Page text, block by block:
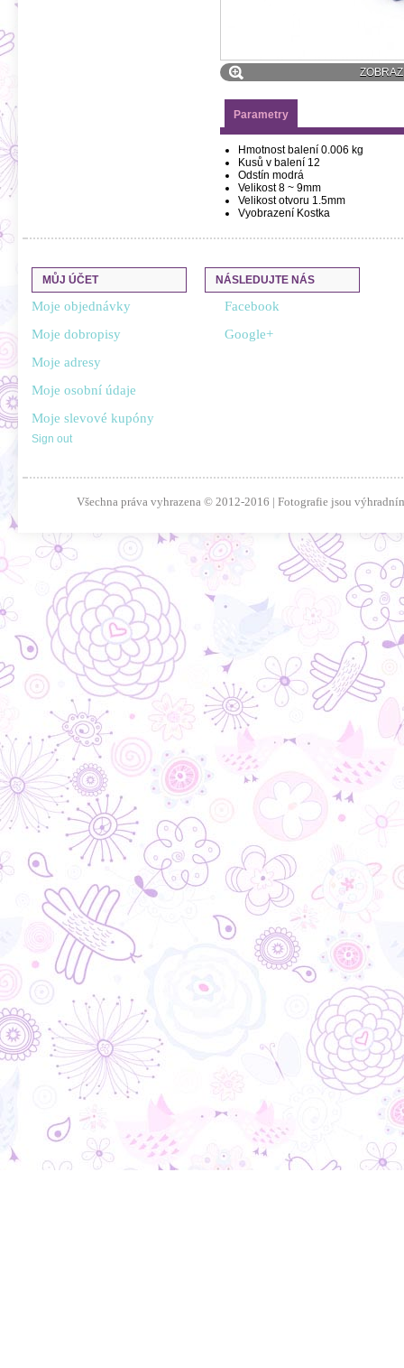
Parametry
Hmotnost balení 0.006 kg
Kusů v balení 12
Odstín modrá
Velikost8 ~ 9mm
Velikost otvoru 1.5mm
Vyobrazení Kostka
MŮJ ÚČET
Moje objednávky
Moje dobropisy
Moje adresy
Moje osobní údaje
Moje slevové kupóny
Sign out
NÁSLEDUJTE NÁS
Facebook
Google+
Všechna práva vyhrazena © 2012-2016 | Fotografie jsou